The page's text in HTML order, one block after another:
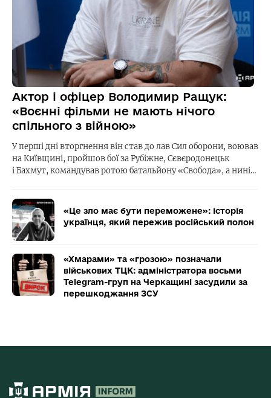
Актор і офіцер Володимир Ращук:
«Воєнні фільми не мають нічого
спільного з війною»
У перші дні вторгнення він став до лав Сил оборони, воював
на Київщині, пройшов бої за Рубіжне, Сєвєродонецьк
і Бахмут, командував ротою батальйону «Свобода», а нині…
«Це зло має бути переможене»: історія
українця, який пережив російський полон
«Хмарами» та «грозою» позначали
військових ТЦК: адміністратора восьми
Telegram-груп на Черкащині засудили за
перешкоджання ЗСУ